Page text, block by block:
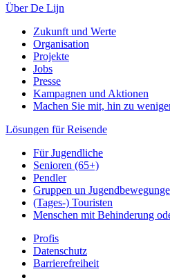
Über De Lijn
Zukunft und Werte
Organisation
Projekte
Jobs
Presse
Kampagnen und Aktionen
Machen Sie mit, hin zu
Lösungen für Reisende
Für Jugendliche
Senioren (65+)
Pendler
Gruppen un
(Tages-) Touristen
Menschen mit Behinderung
Profis
Datenschutz
Barrierefreiheit